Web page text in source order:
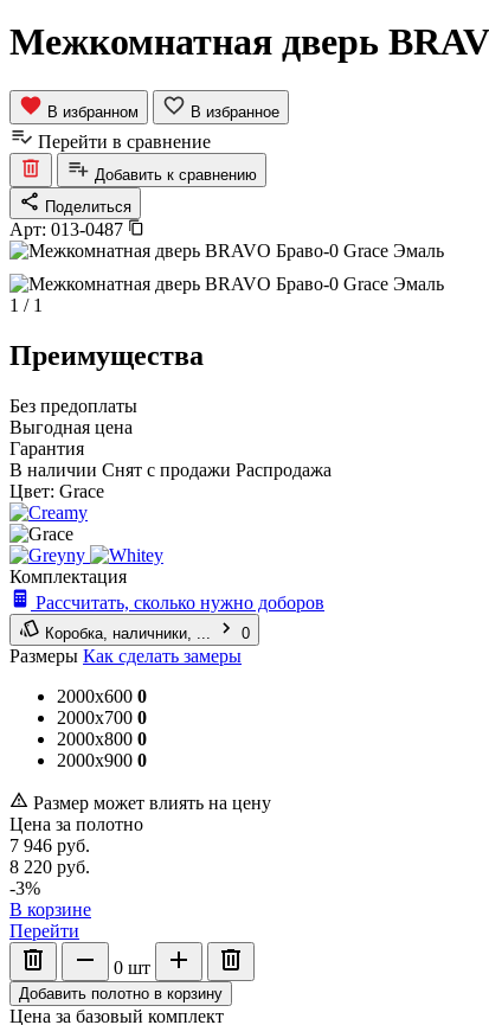
Межкомнатная дверь
В избранном В избранное
Перейти в сравнение
Добавить к сравнению
Поделиться
Арт: 013-0487
1 / 1
Преимущества
Без предоплаты
Выгодная цена
Гарантия
В наличии Снят с продажи Распродажа
Цвет: Grace
Комплектация
Рассчитать, сколько нужно доборов
Коробка, наличники, ... 0
Размеры Как сделать замеры
2000x600 0
2000x700 0
2000x800 0
2000x900 0
Размер может влиять на цену
Цена за полотно
7 946 руб.
8 220 руб.
-3%
В корзине
Перейти
0 шт
Добавить полотно в корзину
Цена за базовый комплект